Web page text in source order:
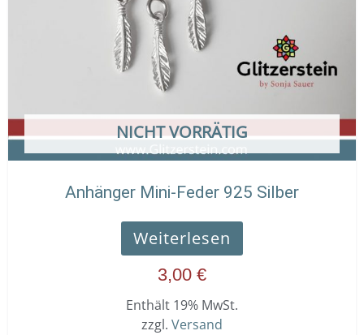
NICHT VORRÄTIG
Anhänger Mini-Feder 925 Silber
Weiterlesen
3,00 €
Enthält 19% MwSt.
zzgl. Versand